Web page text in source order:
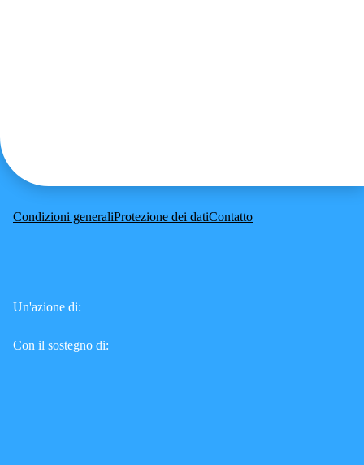
Condizioni generaliProtezione dei datiContatto
Un'azione di:
Con il sostegno di: